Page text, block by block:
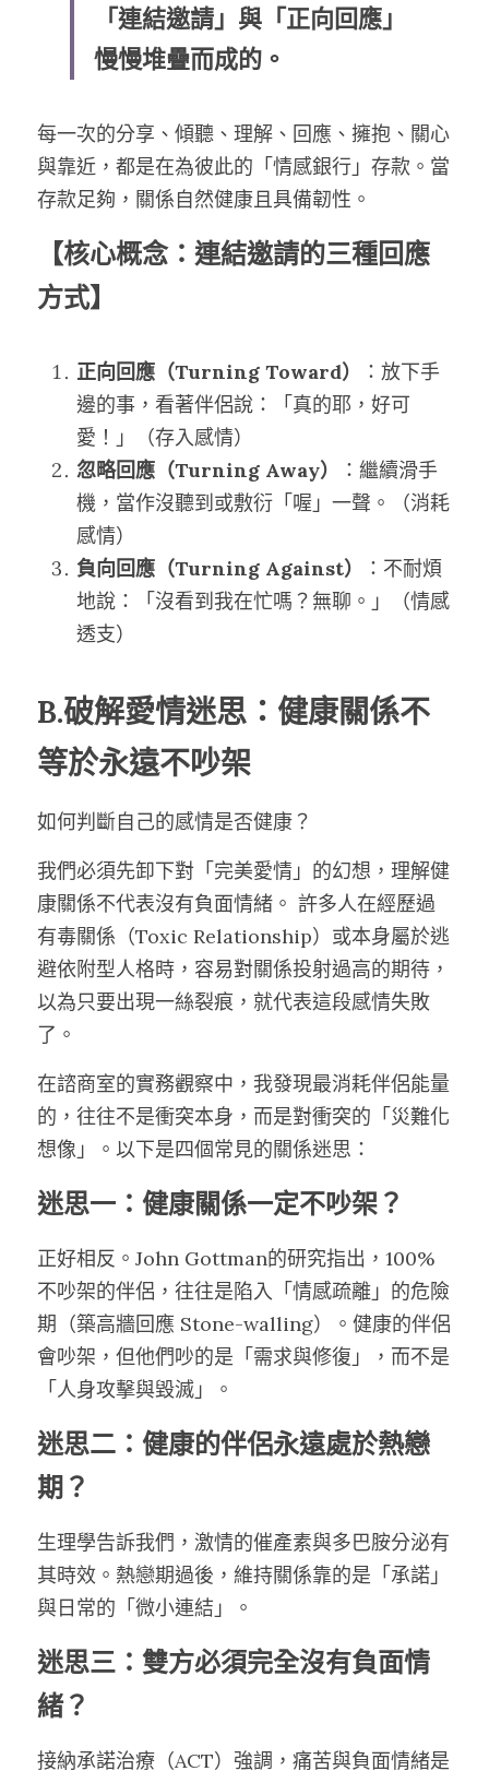
「連結邀請」與「正向回應」
慢慢堆疊而成的。
每一次的分享、傾聽、理解、回應、擁抱、關心
與靠近，都是在為彼此的「情感銀行」存款。當
存款足夠，關係自然健康且具備韌性。
【核心概念：連結邀請的三種回應
方式】
正向回應（Turning Toward）
：放下手
邊的事，看著伴侶說：「真的耶，好可
愛！」（存入感情）
忽略回應（Turning Away）
：繼續滑手
機，當作沒聽到或敷衍「喔」一聲。（消耗
感情）
負向回應（Turning Against）
：不耐煩
地說：「沒看到我在忙嗎？無聊。」（情感
透支）
B.破解愛情迷思：健康關係不
等於永遠不吵架
如何判斷自己的感情是否健康？
我們必須先卸下對「完美愛情」的幻想，理解健
康關係不代表沒有負面情緒。 許多人在經歷過
有毒關係（Toxic Relationship）或本身屬於逃
避依附型人格時，容易對關係投射過高的期待，
以為只要出現一絲裂痕，就代表這段感情失敗
了。
在諮商室的實務觀察中，我發現最消耗伴侶能量
的，往往不是衝突本身，而是對衝突的「災難化
想像」。以下是四個常見的關係迷思：
迷思一：健康關係一定不吵架？
正好相反。John Gottman的研究指出，100%
不吵架的伴侶，往往是陷入「情感疏離」的危險
期（築高牆回應 Stone-walling）。健康的伴侶
會吵架，但他們吵的是「需求與修復」，而不是
「人身攻擊與毀滅」。
迷思二：健康的伴侶永遠處於熱戀
期？
生理學告訴我們，激情的催產素與多巴胺分泌有
其時效。熱戀期過後，維持關係靠的是「承諾」
與日常的「微小連結」。
迷思三：雙方必須完全沒有負面情
緒？
接納承諾治療（ACT）強調，痛苦與負面情緒是